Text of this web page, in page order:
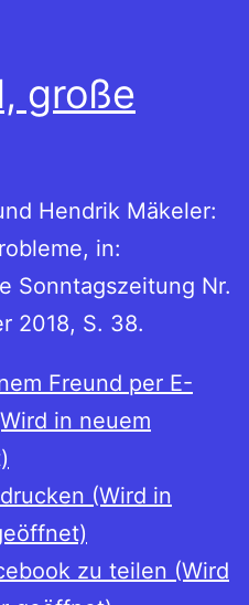
große
Hendrik Mäkeler:
in:
Sonntagszeitung Nr.
2018, S. 38.
Freund per E-
in neuem
(Wird in
zu teilen (Wird